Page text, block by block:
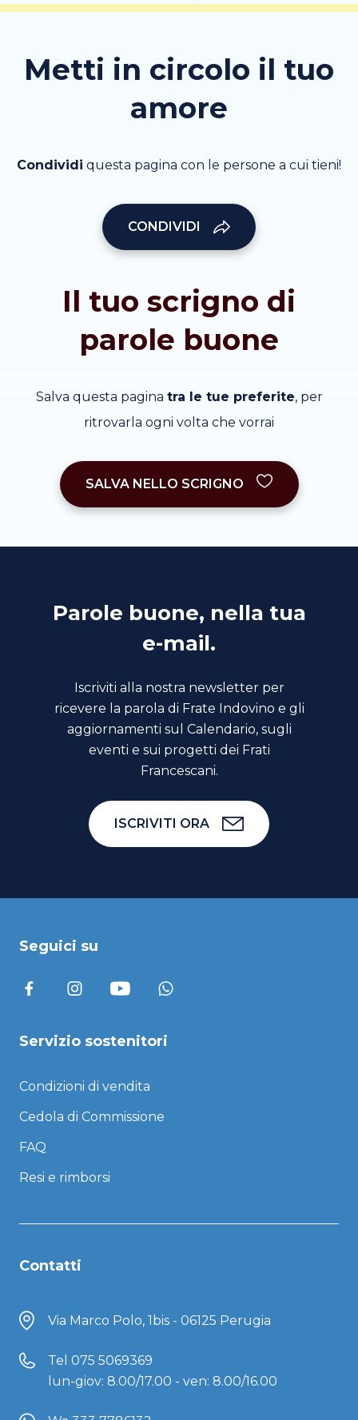
Metti in circolo il tuo
amore
Condividi questa pagina con le persone a cui tieni!
CONDIVIDI
Il tuo scrigno di
parole buone
Salva questa pagina tra le tue preferite, per
ritrovarla ogni volta che vorrai
SALVA NELLO SCRIGNO
Parole buone, nella tua
e-mail.
Iscriviti alla nostra newsletter per
ricevere la parola di Frate Indovino e gli
aggiornamenti sul Calendario, sugli
eventi e sui progetti dei Frati
Francescani.
ISCRIVITI ORA
Seguici su
Servizio sostenitori
Condizioni di vendita
Cedola di Commissione
FAQ
Resi e rimborsi
Contatti
Via Marco Polo, 1bis - 06125 Perugia
Tel 075 5069369
lun-giov: 8.00/17.00 - ven: 8.00/16.00